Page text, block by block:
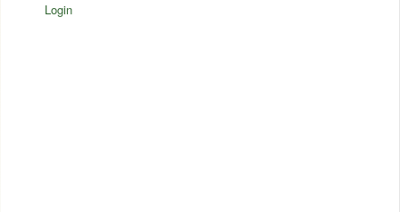
Login